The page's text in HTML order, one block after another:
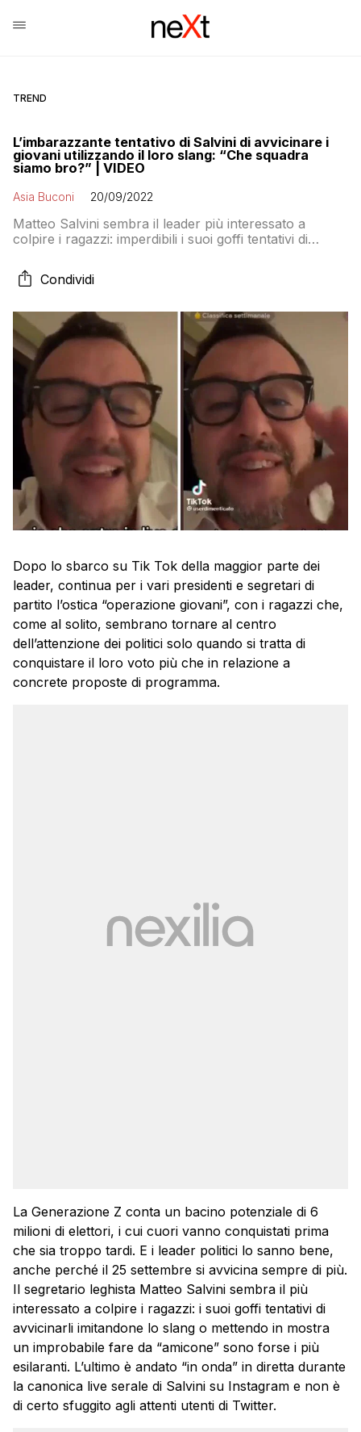
TREND
L’imbarazzante tentativo di Salvini di avvicinare i
giovani utilizzando il loro slang: “Che squadra
siamo bro?” | VIDEO
Asia Buconi 20/09/2022
Matteo Salvini sembra il leader più interessato a
colpire i ragazzi: imperdibili i suoi goffi tentativi di
Condividi
Dopo lo sbarco su Tik Tok della maggior parte dei
leader, continua per i vari presidenti e segretari di
partito l’ostica “operazione giovani”, con i ragazzi che,
come al solito, sembrano tornare al centro
dell’attenzione dei politici solo quando si tratta di
conquistare il loro voto più che in relazione a
concrete proposte di programma.
La Generazione Z conta un bacino potenziale di 6
milioni di elettori, i cui cuori vanno conquistati prima
che sia troppo tardi. E i leader politici lo sanno bene,
anche perché il 25 settembre si avvicina sempre di più.
Il segretario leghista Matteo Salvini sembra il più
interessato a colpire i ragazzi: i suoi goffi tentativi di
avvicinarli imitandone lo slang o mettendo in mostra
un improbabile fare da “amicone” sono forse i più
esilaranti. L’ultimo è andato “in onda” in diretta durante
la canonica live serale di Salvini su Instagram e non è
di certo sfuggito agli attenti utenti di Twitter.